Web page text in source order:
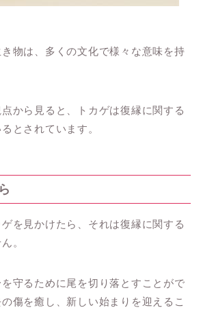
き物は、多くの文化で様々な意味を持
から見ると、トカゲは復縁に関する
とされています。
を見かけたら、それは復縁に関する
。
守るために尾を切り落とすことがで
傷を癒し、新しい始まりを迎えるこ